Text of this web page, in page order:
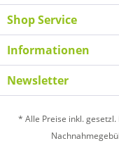
Shop Service
Informationen
Newsletter
* Alle Preise inkl.